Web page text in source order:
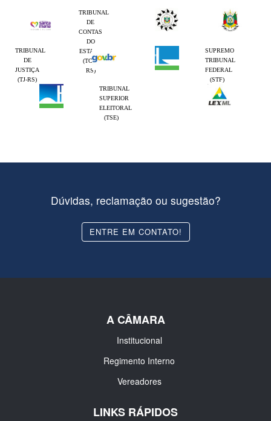
TRIBUNAL
DE
CONTAS
DO
ESTADO
(TCE-
RS)
TRIBUNAL
DE
JUSTIÇA
(TJ-RS)
SUPREMO
TRIBUNAL
FEDERAL
(STF)
TRIBUNAL
SUPERIOR
ELEITORAL
(TSE)
Dúvidas, reclamação ou sugestão?
ENTRE EM CONTATO!
A CÂMARA
Institucional
Regimento Interno
Vereadores
LINKS RÁPIDOS